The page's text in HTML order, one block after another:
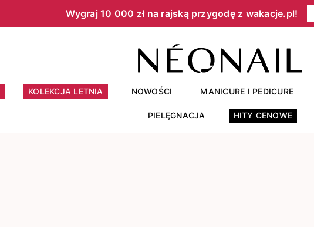
Wygraj 10 000 zł na rajską przygodę z wakacje.pl!​
KOLEKCJA LETNIA NOWOŚCI MANICURE I PEDICURE
PIELĘGNACJA HITY CENOWE